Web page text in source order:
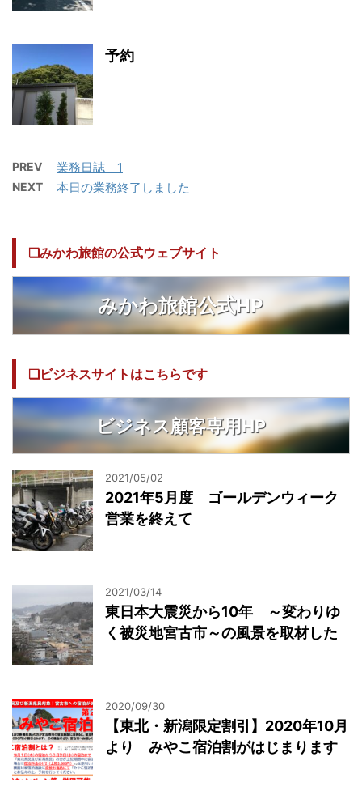
予約
PREV 業務日誌 1
NEXT 本日の業務終了しました
❏みかわ旅館の公式ウェブサイト
みかわ旅館公式HP
❏ビジネスサイトはこちらです
ビジネス顧客専用HP
2021/05/02
2021年5月度 ゴールデンウィーク
営業を終えて
2021/03/14
東日本大震災から10年 ～変わりゆ
く被災地宮古市～の風景を取材した
2020/09/30
【東北・新潟限定割引】2020年10月
より みやこ宿泊割がはじまります